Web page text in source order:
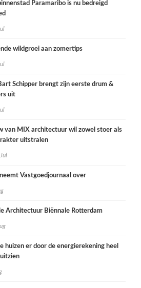
Paramaribo is nu bedreigd
wildgroei aan zomertips
Schipper brengt zijn eerste drum &
uit
van MIX architectuur wil zowel stoer als
uitstralen
Vastgoedjournaal over
Architectuur Biënnale Rotterdam
huizen er door de energierekening heel